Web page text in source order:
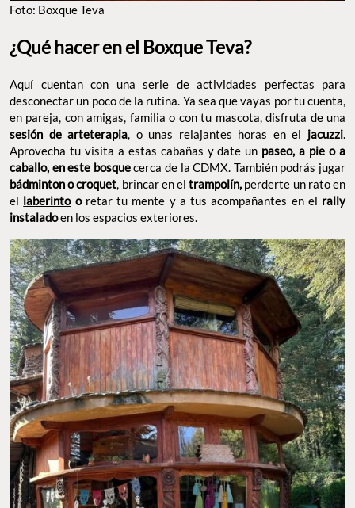
Foto: Boxque Teva
¿Qué hacer en el Boxque Teva?
Aquí cuentan con una serie de actividades perfectas para
desconectar un poco de la rutina. Ya sea que vayas por tu cuenta,
en pareja, con amigas, familia o con tu mascota, disfruta de una
sesión de arteterapia , o unas relajantes horas en el jacuzzi
Aprovecha tu visita a estas cabañas y date un paseo, a pie o a
caballo, en este bosquecerca de la CDMX. También podrás jugar
bádminton o croquet , brincar en eltrampolín, perderte un rato en
el laberintooretar tu mente y a tus acompañantes en el rally
instaladoen los espacios exteriores.